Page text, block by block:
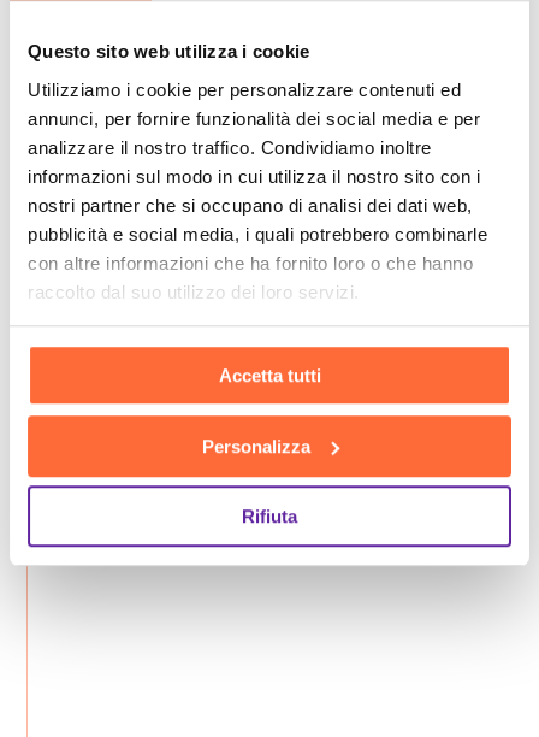
Questo sito web utilizza i cookie
Utilizziamo i cookie per personalizzare contenuti ed
annunci, per fornire funzionalità dei social media e per
analizzare il nostro traffico. Condividiamo inoltre
informazioni sul modo in cui utilizza il nostro sito con i
nostri partner che si occupano di analisi dei dati web,
pubblicità e social media, i quali potrebbero combinarle
con altre informazioni che ha fornito loro o che hanno
raccolto dal suo utilizzo dei loro servizi.
Accetta tutti
Personalizza
Rifiuta